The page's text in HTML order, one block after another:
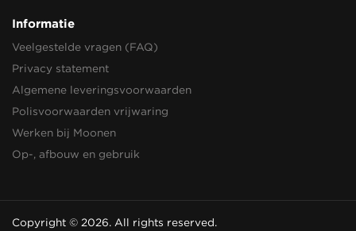
Informatie
Veelgestelde vragen (FAQ)
Privacy statement
Algemene leveringsvoorwaarden
Polisvoorwaarden vrijwaring
Werken bij Moonen
Op-, afbouw en gebruik
Copyright © 2026. All rights reserved.